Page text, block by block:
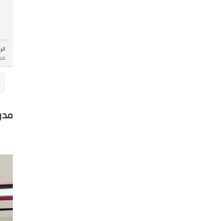
Skip